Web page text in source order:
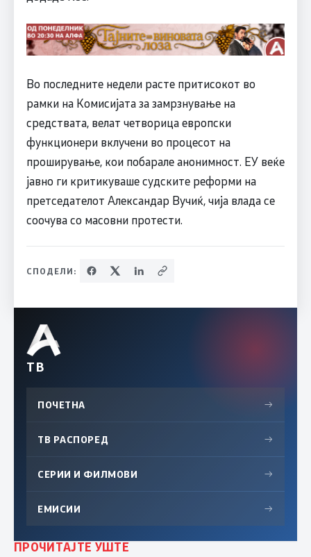
Во последните недели расте притисокот во
рамки на Комисијата за замрзнување на
средствата, велат четворица европски
функционери вклучени во процесот на
проширување, кои побарале анонимност. ЕУ веќе
јавно ги критикуваше судските реформи на
претседателот Александар Вучиќ, чија влада се
соочува со масовни протести.
СПОДЕЛИ:
ТВ
ПОЧЕТНА →
ТВ РАСПОРЕД →
СЕРИИ И ФИЛМОВИ →
ЕМИСИИ →
ПРОЧИТАЈТЕ УШТЕ